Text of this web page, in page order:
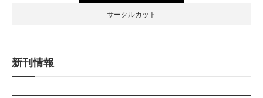
サークルカット
新刊情報